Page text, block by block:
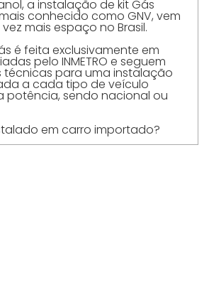
a instalação de kit Gás
conhecido como GNV, vem
mais espaço no Brasil.
é feita exclusivamente em
pelo INMETRO e seguem
técnicas para uma instalação
a cada tipo de veículo
potência, sendo nacional ou
em carro importado?